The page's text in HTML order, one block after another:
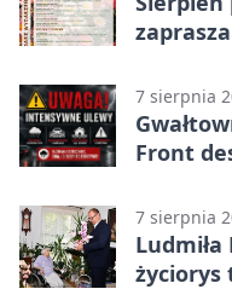
7 sierpnia
Front
7 sierpnia
Ludmiła
życiorys